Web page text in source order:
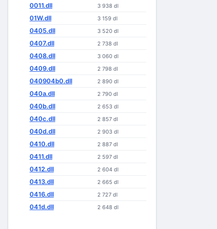
0011.dll 3 938 dl
01W.dll 3 159 dl
0405.dll 3 520 dl
0407.dll 2 738 dl
0408.dll 3 060 dl
0409.dll 2 798 dl
040904b0.dll 2 890 dl
040a.dll 2 790 dl
040b.dll 2 653 dl
040c.dll 2 857 dl
040d.dll 2 903 dl
0410.dll 2 887 dl
0411.dll 2 597 dl
0412.dll 2 604 dl
0413.dll 2 665 dl
0416.dll 2 727 dl
041d.dll 2 648 dl